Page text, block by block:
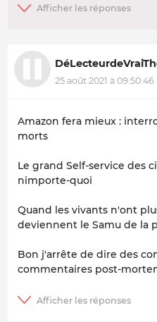
25 août 2021 à 09:50:46
Amazon fera mieux :
morts
Le grand Self-service des
nimporte-quoi
Quand les vivants n'ont
deviennent le Samu de la
Bon j'arrête de dire des
commentaires post-